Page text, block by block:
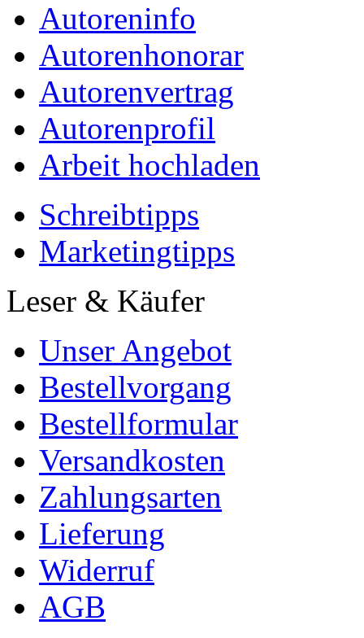
Autoreninfo
Autorenhonorar
Autorenvertrag
Autorenprofil
Arbeit hochladen
Schreibtipps
Marketingtipps
Leser & Käufer
Unser Angebot
Bestellvorgang
Bestellformular
Versandkosten
Zahlungsarten
Lieferung
Widerruf
AGB